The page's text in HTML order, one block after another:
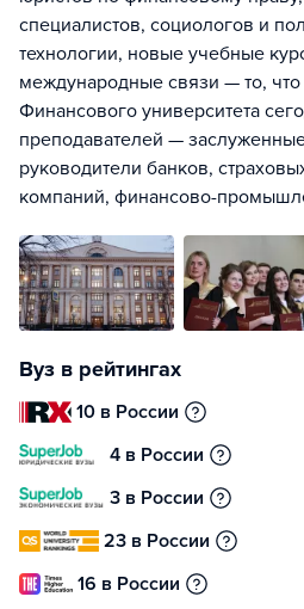
специалистов, социологов и
технологии, новые учебные
международные связи — то,
Финансового университета
преподавателей —
руководители банков,
компаний, финансово-
Вуз в рейтингах
10 в России
4 в России
3 в России
23 в России
16 в России